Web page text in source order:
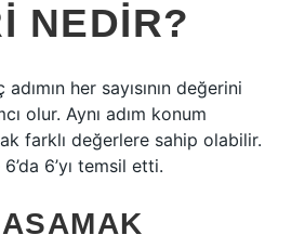
NEDIR?
her sayısının değerini
olur. Aynı adım konum
farklı değerlere sahip olabilir.
6’yı temsil etti.